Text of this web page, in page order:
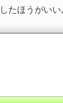
たほうがいい